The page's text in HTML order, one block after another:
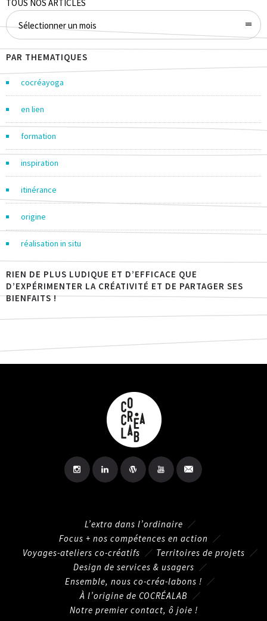
TOUS NOS ARTICLES
Sélectionner un mois
PAR THEMATIQUES
cocréayoga
en lien
formation
inspiration
itinérance
origine
réalisation in situ
RIEN DE PLUS LUDIQUE ET D’EFFICACE QUE
D’EXPÉRIMENTER LA CRÉATIVITÉ ET DE PARTAGER SES
BIENFAITS !
L’extra dans l’ordinaire
Focus + nos compétences en action
Voyages-ateliers co-créatifs
Territoires de projets
Design de services & usagers
Ensemble, nous co-créa-labons !
À l’origine de COCRÉALAB
Notre premier contact, ô joie !